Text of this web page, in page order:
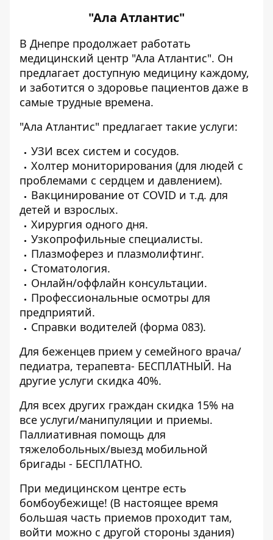
"Ала Атлантис"
В Днепре продолжает работать
медицинский центр "Ала Атлантис". Он
предлагает доступную медицину каждому,
и заботится о здоровье пациентов даже в
самые трудные времена.
"Ала Атлантис" предлагает такие услуги:
УЗИ всех систем и сосудов.
Холтер мониторирования (для людей с
проблемами с сердцем и давлением).
Вакцинирование от COVID и т.д. для
детей и взрослых.
Хирургия одного дня.
Узкопрофильные специалисты.
Плазмоферез и плазмолифтинг.
Стоматология.
Онлайн/оффлайн консультации.
Профессиональные осмотры для
предприятий.
Справки водителей (форма 083).
Для беженцев прием у семейного врача/
педиатра, терапевта- БЕСПЛАТНЫЙ. На
другие услуги скидка 40%.
Для всех других граждан скидка 15% на
все услуги/манипуляции и приемы.
Паллиативная помощь для
тяжелобольных/выезд мобильной
бригады - БЕСПЛАТНО.
При медицинском центре есть
бомбоубежище! (В настоящее время
большая часть приемов проходит там,
войти можно с другой стороны здания)